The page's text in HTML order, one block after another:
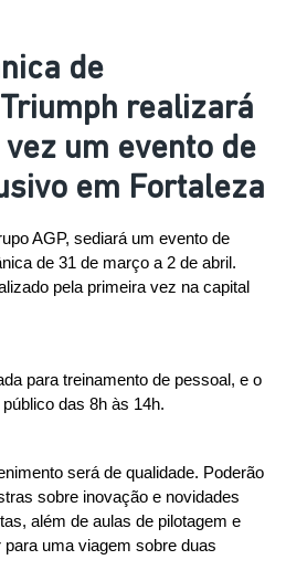
de
realizará
um evento de
em Fortaleza
AGP, sediará um evento de
de 31 de março a 2 de abril.
pela primeira vez na capital
para treinamento de pessoal, e o
das 8h às 14h.
será de qualidade. Poderão
sobre inovação e novidades
além de aulas de pilotagem e
uma viagem sobre duas